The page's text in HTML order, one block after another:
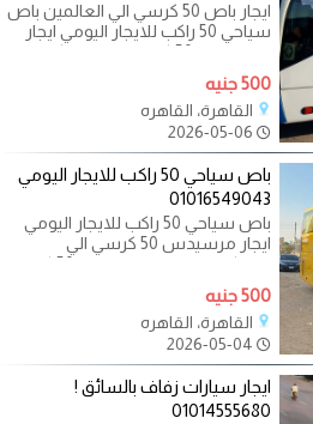
ايجار باص 50 كرسي الي العالمين باص
سياحي 50 راكب للايجار اليومي ايجار
500 جنيه
القاهرة، القاهره
باص سياحي 50 راكب للايجار اليومي
01016549043
باص سياحي 50 راكب للايجار اليومي
ايجار مرسيدس 50 كرسي الي
الاسكندرية ايجار مرسيدس 50 كرسي
الي نوابيع
500 جنيه
القاهرة، القاهره
ايجار سيارات زفاف بالسائق !
01014555680